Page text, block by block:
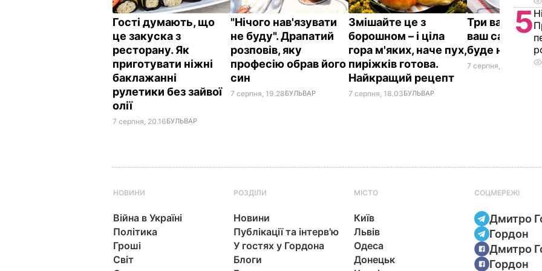
Гості думають, що
це закуска з
ресторану. Як
приготувати ніжні
баклажанні
рулетики без зайвої
олії
7 серпня, 20.16БУЛЬВАР
"Нічого нав'язувати
не буду". Драпатий
розповів, яку
професію обрав його
син
7 серпня, 19.28БУЛЬВАР
Змішайте це з
борошном – і ціла
гора м'яких, наче пух,
пиріжків готова.
Найкращий рецепт
7 серпня, 18.03БУЛЬВАР
Три важливі
ваш салат із
буде
7 серпня, 17.29
5
НОВИНИ
Війна в Україні
Політика
Гроші
Світ
РОЗДІЛИ
Новини
Публікації та інтерв'ю
У гостях у Гордона
Блоги
МІСТО
Київ
Львів
Одеса
Донецьк
СОЦМЕРЕЖІ
Дмитро
Гордон
Дмитро
Гордон